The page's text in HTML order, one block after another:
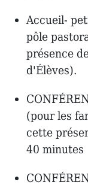
Accueil-
pôle
présence
d'Élèves).
(pour les
cette
40 minutes